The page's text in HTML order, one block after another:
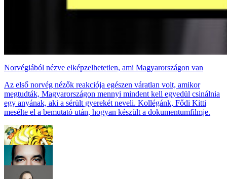
Norvégiából nézve elképzelhetetlen, ami Magyarországon van
Az első norvég nézők reakciója egészen váratlan volt, amikor
megtudták, Magyarországon mennyi mindent kell egyedül csinálnia
egy anyának, aki a sérült gyerekét neveli. Kollégánk, Fődi Kitti
mesélte el a bemutató után, hogyan készült a dokumentumfilmje.